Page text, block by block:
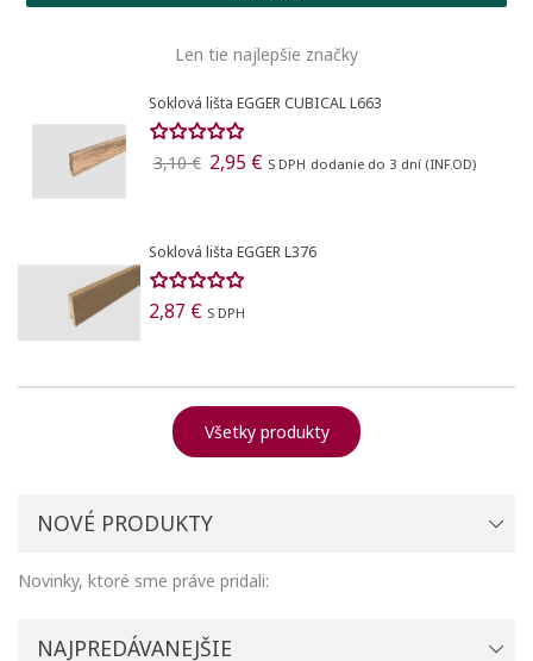
Len tie najlepšie značky
Soklová lišta EGGER CUBICAL L663
3,10 € 2,95 € S DPH dodanie do 3 dní (INF.OD)
Soklová lišta EGGER L376
2,87 € S DPH
Všetky produkty
NOVÉ PRODUKTY
Novinky, ktoré sme práve pridali:
NAJPREDÁVANEJŠIE
((cancelText)) ((modalDeleteText))
Registrovať sa